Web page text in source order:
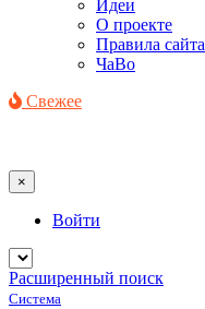
Идеи
О проекте
Правила сайта
ЧаВо
Свежее
×
Войти
Расширенный поиск
Система